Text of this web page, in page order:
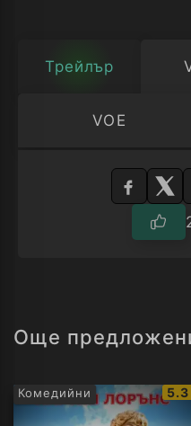
Трейлър
VOE
Изберете
Още
Комедийни 5.3